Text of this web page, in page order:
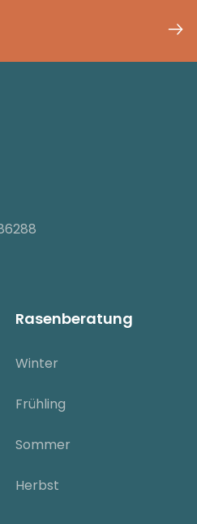
Rasenberatung
Winter
Frühling
Sommer
Herbst